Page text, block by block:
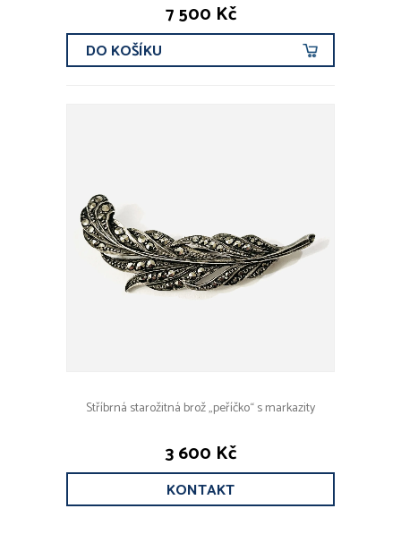
7 500 Kč
DO KOŠÍKU
Stříbrná starožitná brož „peříčko“ s markazity
3 600 Kč
KONTAKT